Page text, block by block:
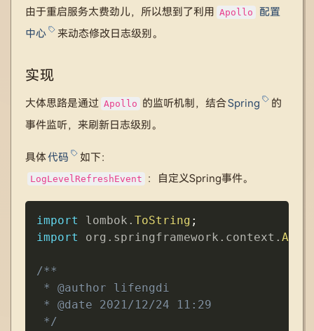
由于重启服务太费劲儿，所以想到了利用 Apollo
配置
中心
来动态修改日志级别。
实现
大体思路是通过 Apollo 的监听机制，结合Spring
的
事件监听，来刷新日志级别。
具体代码 如下：
LogLevelRefreshEvent ：自定义Spring事件。
import lombok . ToString ;
import
org . springframework . context .
/**
* @author lifengdi
* @date 2021/12/24 11:29
*/